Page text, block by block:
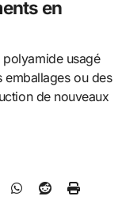
en
polyamide usagé
ou des
de nouveaux